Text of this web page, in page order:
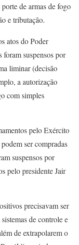
de armas de fogo
e tributação.
atos do Poder
foram suspensos por
liminar (decisão
a autorização
com simples
pelo Exército
ser compradas
suspensos por
pelo presidente Jair
precisavam ser
de controle e
de extrapolarem o